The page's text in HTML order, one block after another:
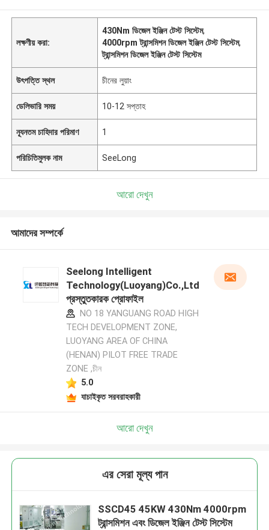
লক্ষণীয় করা:
430Nm ডিজেল ইঞ্জিন টেস্ট সিস্টেম,
4000rpm ট্রান্সমিশন ডিজেল ইঞ্জিন টেস্ট সিস্টেম,
ট্রান্সমিশন ডিজেল ইঞ্জিন টেস্ট সিস্টেম
উৎপত্তি স্থল চীনের লুয়াং
ডেলিভারি সময় 10-12 সপ্তাহ
ন্যূনতম চাহিদার পরিমাণ 1
পরিচিতিমুলক নাম SeeLong
আরো দেখুন
আমাদের সম্পর্কে
Seelong Intelligent
Technology(Luoyang)Co.,Ltd
প্রস্তুতকারক প্রোফাইল
NO 18 YANGUANG ROAD HIGH
TECH DEVELOPMENT ZONE,
LUOYANG AREA OF CHINA
(HENAN) PILOT FREE TRADE
ZONE ,চীন
5.0
যাচাইকৃত সরবরাহকারী
আরো দেখুন
এর সেরা মূল্য পান
SSCD45 45KW 430Nm 4000rpm
ট্রান্সমিশন এবং ডিজেল ইঞ্জিন টেস্ট সিস্টেম